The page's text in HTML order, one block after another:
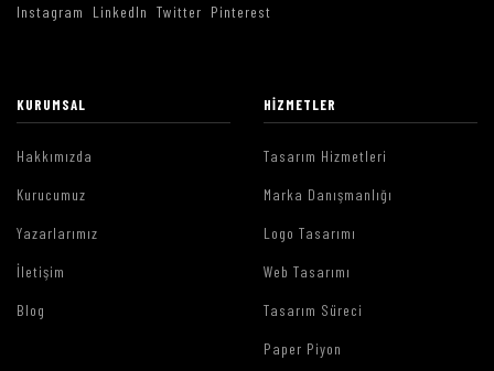
Instagram LinkedIn Twitter Pinterest
KURUMSAL
Hakkımızda
Kurucumuz
Yazarlarımız
İletişim
Blog
HIZMETLER
Tasarım Hizmetleri
Marka Danışmanlığı
Logo Tasarımı
Web Tasarımı
Tasarım Süreci
Paper Piyon